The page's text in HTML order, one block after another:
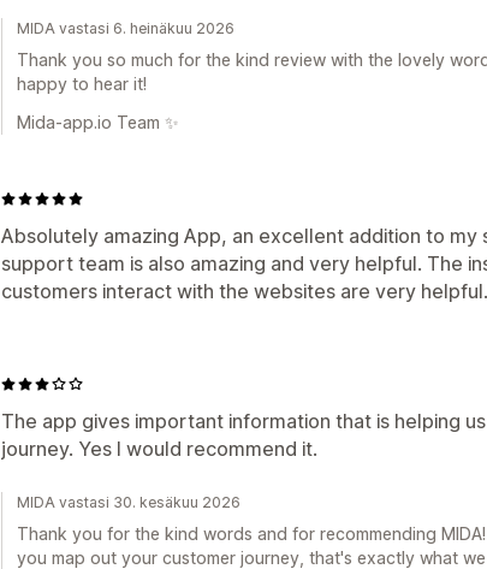
MIDA vastasi 6. heinäkuu 2026
Thank you so much for the kind review with the lovely
happy to hear it!
Mida-app.io Team ✨
Absolutely amazing App, an excellent addition to my
support team is also amazing and very helpful. The
customers interact with the websites are very helpful.
The app gives important information that is helping
journey. Yes I would recommend it.
MIDA vastasi 30. kesäkuu 2026
Thank you for the kind words and for recommending
you map out your customer journey, that's exactly what